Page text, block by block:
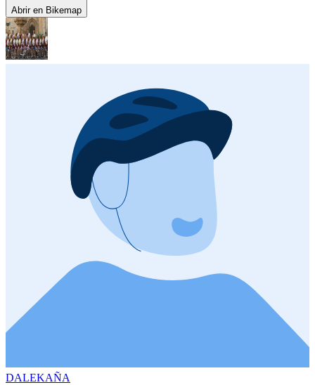
Abrir en Bikemap
DALEKAÑA